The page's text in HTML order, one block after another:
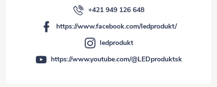
+421 949 126 648
https://www.facebook.com/ledprodukt/
ledprodukt
https://www.youtube.com/@LEDproduktsk